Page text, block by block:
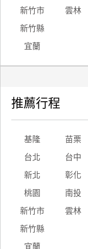
新竹市 雲林
新竹縣
宜蘭
推薦行程
基隆 苗栗
台北 台中
新北 彰化
桃園 南投
新竹市 雲林
新竹縣
宜蘭